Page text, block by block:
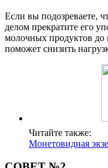
Если вы подозреваете,
делом прекратите его
молочных продуктов до
поможет снизить
Читайте также:
Монетовидная